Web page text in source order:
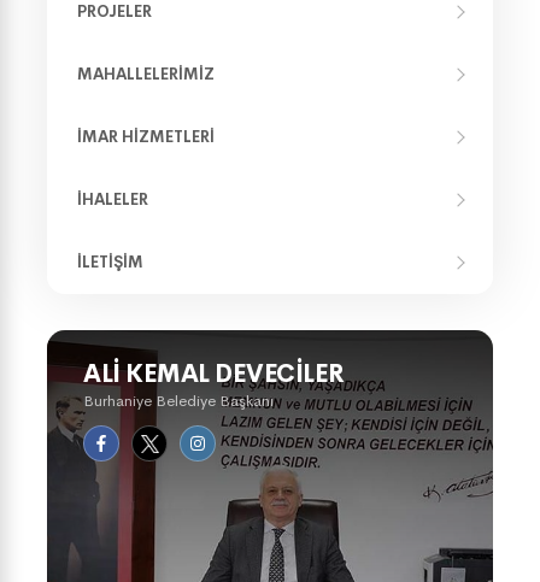
PROJELER
MAHALLELERIMIZ
İMAR HIZMETLERI
İHALELER
İLETIŞIM
ALI KEMAL DEVECILER
Burhaniye Belediye Başkanı